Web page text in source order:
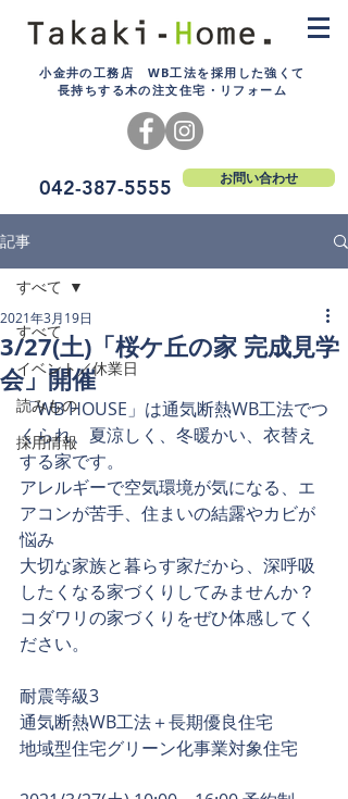
小金井の工務店 WB工法を採用した強くて
長持ちする木の注文住宅・リフォーム
042-387-5555 お問い合わせ
記事
すべて
イベント／休業日
読みもの
採用情報
すべて
3/27(土)「桜ケ丘の家 完成見学
会」開催
2021年3月19日
「WB HOUSE」は通気断熱WB工法でつ
くられ、夏涼しく、冬暖かい、衣替え
する家です。
アレルギーで空気環境が気になる、エ
アコンが苦手、住まいの結露やカビが
悩み
大切な家族と暮らす家だから、深呼吸
したくなる家づくりしてみませんか？
コダワリの家づくりをぜひ体感してく
ださい。
耐震等級3
通気断熱WB工法＋長期優良住宅
地域型住宅グリーン化事業対象住宅